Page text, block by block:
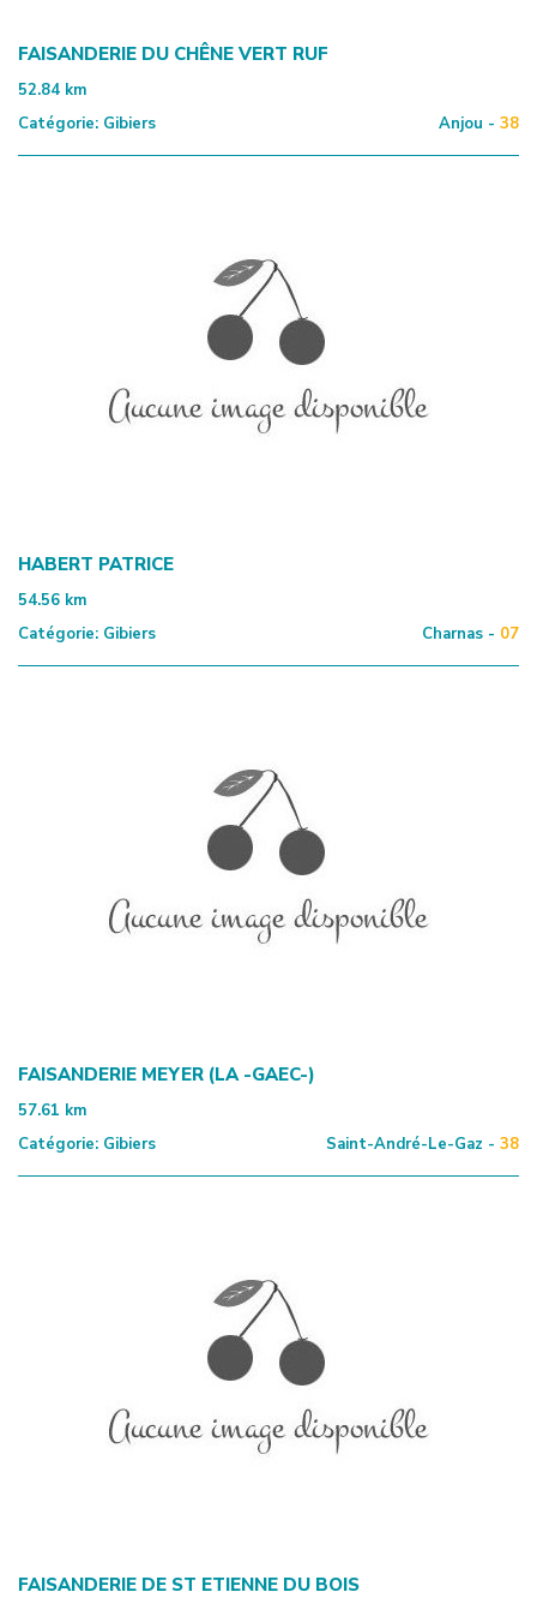
FAISANDERIE DU CHÊNE VERT RUF
52.84 km
Catégorie: Gibiers Anjou - 38
HABERT PATRICE
54.56 km
Catégorie: Gibiers Charnas - 07
FAISANDERIE MEYER (LA -GAEC-)
57.61 km
Catégorie: Gibiers Saint-André-Le-Gaz - 38
FAISANDERIE DE ST ETIENNE DU BOIS